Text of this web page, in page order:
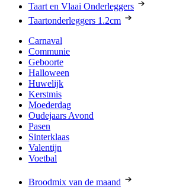
Taart en Vlaai Onderleggers
Taartonderleggers 1.2cm
Carnaval
Communie
Geboorte
Halloween
Huwelijk
Kerstmis
Moederdag
Oudejaars Avond
Pasen
Sinterklaas
Valentijn
Voetbal
Broodmix van de maand